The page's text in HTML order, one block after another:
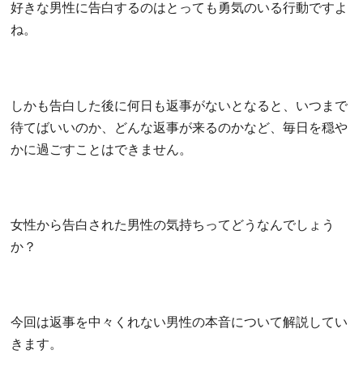
好きな男性に告白するのはとっても勇気のいる行動ですよ
ね。
しかも告白した後に何日も返事がないとなると、いつまで
待てばいいのか、どんな返事が来るのかなど、毎日を穏や
かに過ごすことはできません。
女性から告白された男性の気持ちってどうなんでしょう
か？
今回は返事を中々くれない男性の本音について解説してい
きます。